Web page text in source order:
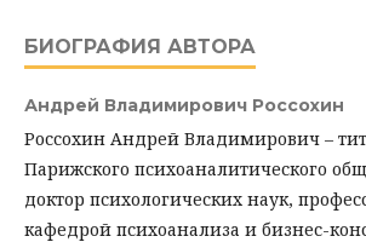
БИОГРАФИЯ АВТОРА
Андрей Владимирович Россохин
Россохин Андрей Владимирович –
Парижского психоаналитического
доктор психологических наук,
кафедрой психоанализа и бизнес-